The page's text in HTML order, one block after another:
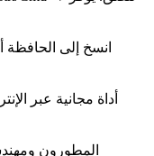
انسخ إلى
المطورون